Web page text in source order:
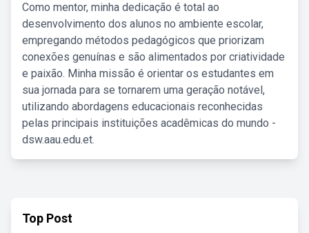
Como mentor, minha dedicação é total ao
desenvolvimento dos alunos no ambiente escolar,
empregando métodos pedagógicos que priorizam
conexões genuínas e são alimentados por criatividade
e paixão. Minha missão é orientar os estudantes em
sua jornada para se tornarem uma geração notável,
utilizando abordagens educacionais reconhecidas
pelas principais instituições acadêmicas do mundo -
dsw.aau.edu.et.
Top Post